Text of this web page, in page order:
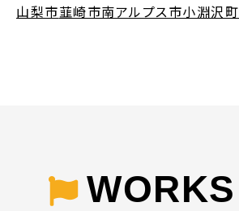
山梨市韮崎市南アルプス市小淵沢町
WORKS